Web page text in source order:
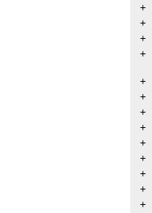
+
+
+
+
+
+
+
+
+
+
+
+
+